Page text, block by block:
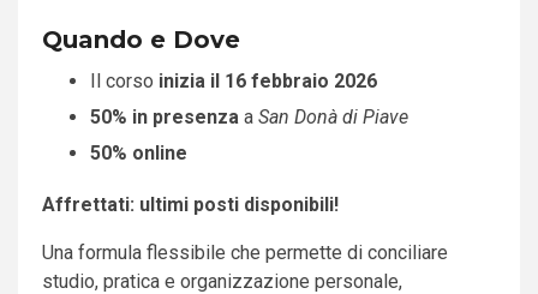
Quando e Dove
Il corso inizia il 16 febbraio 2026
50% in presenza a San Donà di Piave
50% online
Affrettati: ultimi posti disponibili!
Una formula flessibile che permette di conciliare
studio, pratica e organizzazione personale,